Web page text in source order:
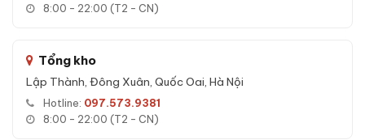
8:00 - 22:00 (T2 - CN)
Tổng kho
Lập Thành, Đông Xuân, Quốc Oai, Hà Nội
Hotline: 097.573.9381
8:00 - 22:00 (T2 - CN)